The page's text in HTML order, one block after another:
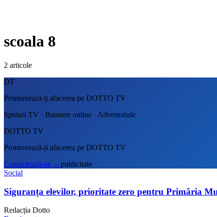
scoala 8
2 articole
DT
Promovează-ți afacerea pe DOTTO TV
Spoturi TV · Bannere online · Advertoriale
DOTTO TV
Promovează-ți afacerea pe DOTTO TV
Contactează-ne →publicitate
Social
Siguranța elevilor, prioritate zero pentru Primăria
Redacția Dotto